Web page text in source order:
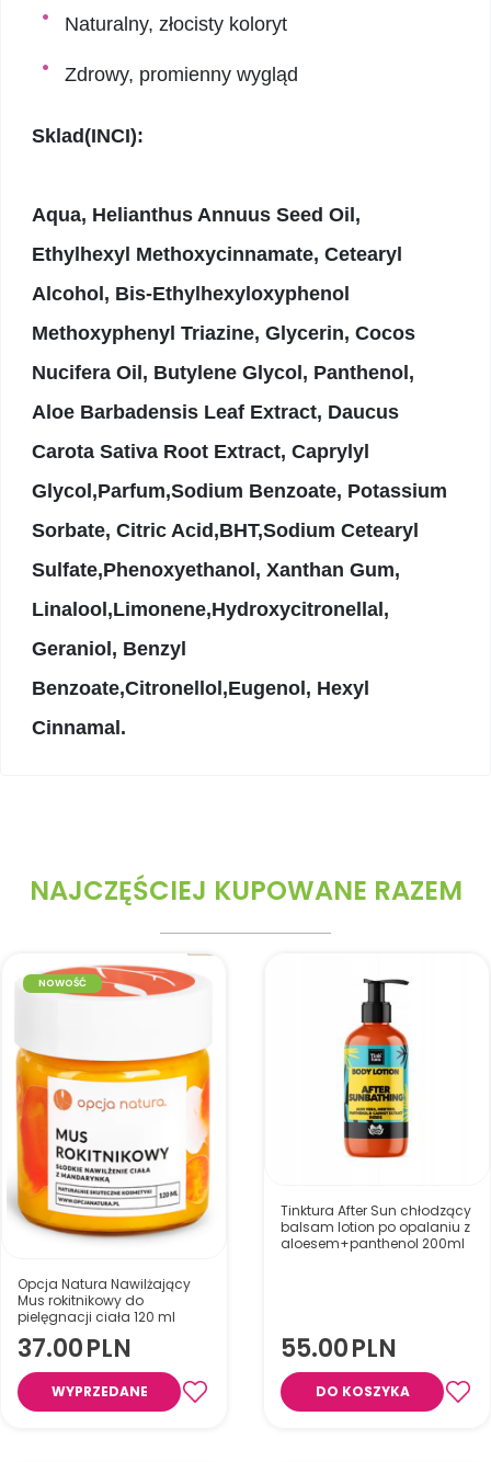
Naturalny, złocisty koloryt
Zdrowy, promienny wygląd
Sklad(INCI):
Aqua, Helianthus Annuus Seed Oil,
Ethylhexyl Methoxycinnamate, Cetearyl
Alcohol, Bis-Ethylhexyloxyphenol
Methoxyphenyl Triazine, Glycerin, Cocos
Nucifera Oil, Butylene Glycol, Panthenol,
Aloe Barbadensis Leaf Extract, Daucus
Carota Sativa Root Extract, Caprylyl
Glycol,Parfum,Sodium Benzoate, Potassium
Sorbate, Citric Acid,BHT,Sodium Cetearyl
Sulfate,Phenoxyethanol, Xanthan Gum,
Linalool,Limonene,Hydroxycitronellal,
Geraniol, Benzyl
Benzoate,Citronellol,Eugenol, Hexyl
Cinnamal.
NAJCZĘŚCIEJ KUPOWANE RAZEM
NOWOŚĆ
Opcja Natura Nawilżający
Mus rokitnikowy do
pielęgnacji ciała 120 ml
37.00PLN
WYPRZEDANE
Tinktura After Sun chłodzący
balsam lotion po opalaniu z
aloesem+panthenol 200ml
55.00PLN
DO KOSZYKA